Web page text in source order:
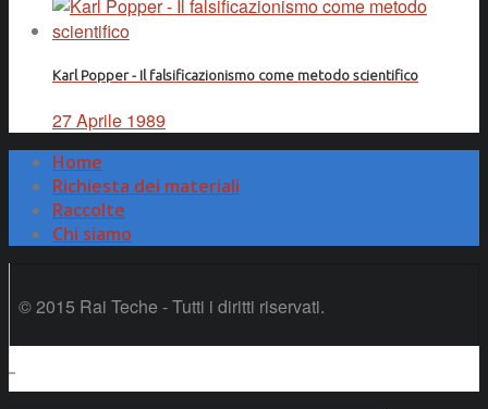
Karl Popper - Il falsificazionismo come metodo scientifico
27 Aprile 1989
Home
Richiesta dei materiali
Raccolte
Chi siamo
© 2015 Rai Teche - Tutti i diritti riservati.